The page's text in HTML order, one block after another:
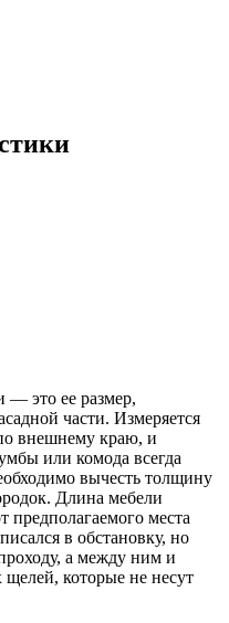
— это ее размер,
части. Измеряется
внешнему краю, и
или комода всегда
вычесть толщину
Длина мебели
предполагаемого места
в обстановку, но
а между ним и
щелей, которые не несут